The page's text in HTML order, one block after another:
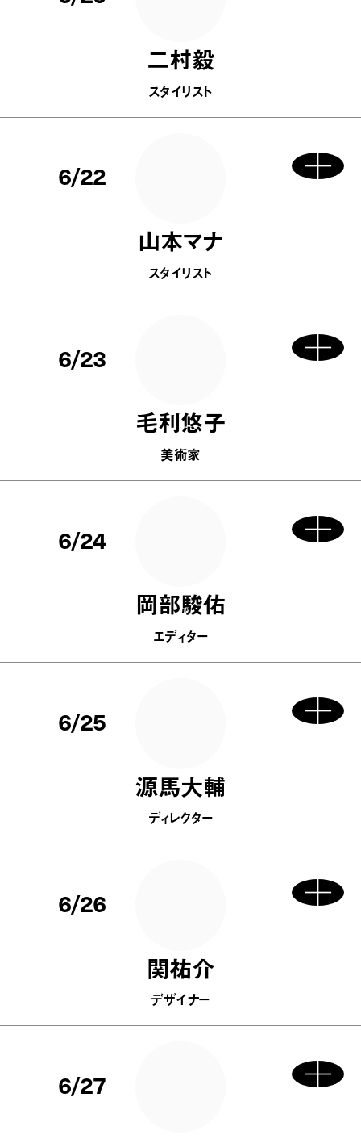
二村毅
スタイリスト
6/22
山本マナ
スタイリスト
6/23
毛利悠子
美術家
6/24
岡部駿佑
エディター
6/25
源馬大輔
ディレクター
6/26
関祐介
デザイナー
6/27